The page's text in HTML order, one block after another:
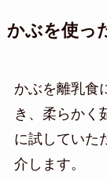
かぶを使っ
かぶを離乳食
き、柔らかく
に試していた
介します。